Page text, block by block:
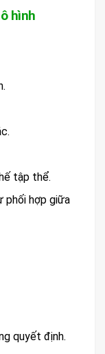
hình
tập thể.
phối hợp giữa
quyết định.